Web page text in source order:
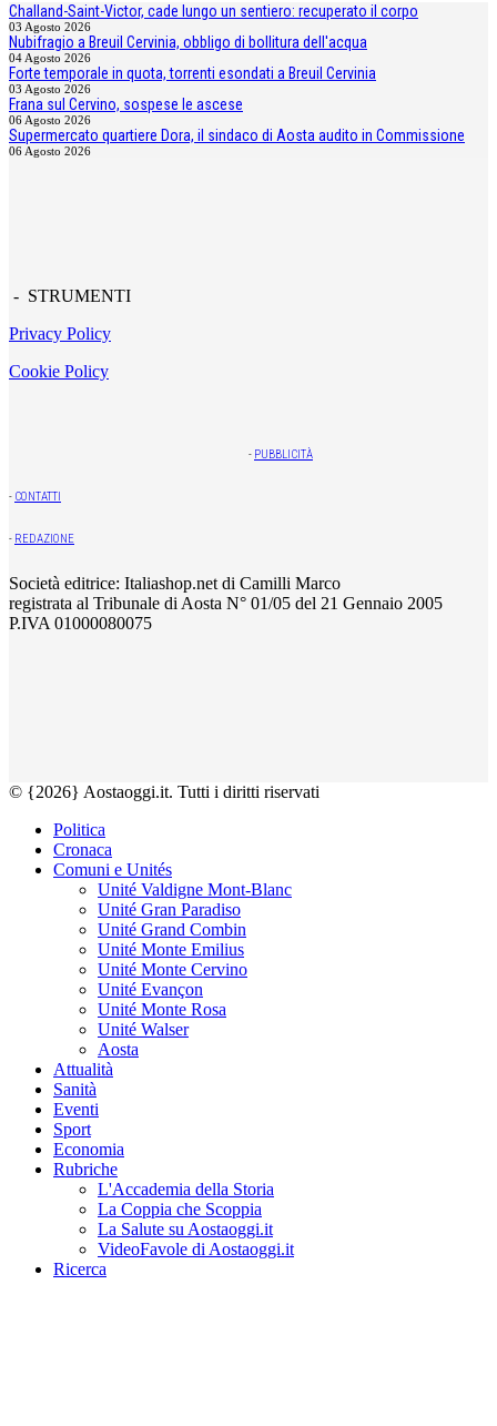
Challand-Saint-Victor, cade lungo un sentiero: recuperato il corpo
03 Agosto 2026
Nubifragio a Breuil Cervinia, obbligo di bollitura dell'acqua
04 Agosto 2026
Forte temporale in quota, torrenti esondati a Breuil Cervinia
03 Agosto 2026
Frana sul Cervino, sospese le ascese
06 Agosto 2026
Supermercato quartiere Dora, il sindaco di Aosta audito in Commissione
06 Agosto 2026
- STRUMENTI
Privacy Policy
Cookie Policy
- PUBBLICITÀ
- CONTATTI
- REDAZIONE
Società editrice: Italiashop.net di Camilli Marco
registrata al Tribunale di Aosta N° 01/05 del 21 Gennaio 2005
P.IVA 01000080075
© {2026} Aostaoggi.it. Tutti i diritti riservati
Politica
Cronaca
Comuni e Unités
Unité Valdigne Mont-Blanc
Unité Gran Paradiso
Unité Grand Combin
Unité Monte Emilius
Unité Monte Cervino
Unité Evançon
Unité Monte Rosa
Unité Walser
Aosta
Attualità
Sanità
Eventi
Sport
Economia
Rubriche
L'Accademia della Storia
La Coppia che Scoppia
La Salute su Aostaoggi.it
VideoFavole di Aostaoggi.it
Ricerca